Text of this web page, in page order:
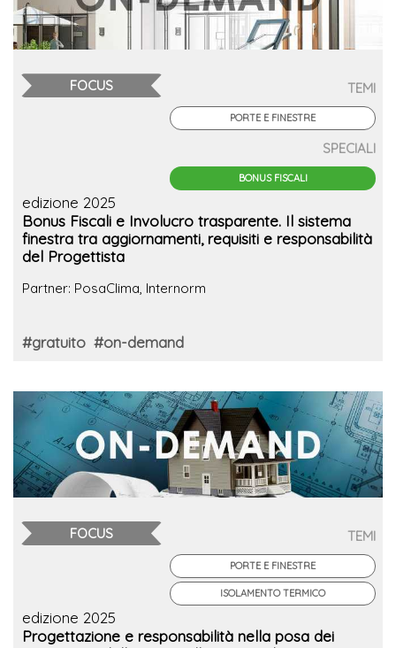
FOCUS TEMI
PORTE E FINESTRE
SPECIALI
BONUS FISCALI
edizione 2025
Bonus Fiscali e Involucro trasparente. Il sistema
finestra tra aggiornamenti, requisiti e responsabilità
del Progettista
Partner: PosaClima, Internorm
#gratuito #on-demand
FOCUS TEMI
PORTE E FINESTRE
ISOLAMENTO TERMICO
edizione 2025
Progettazione e responsabilità nella posa dei